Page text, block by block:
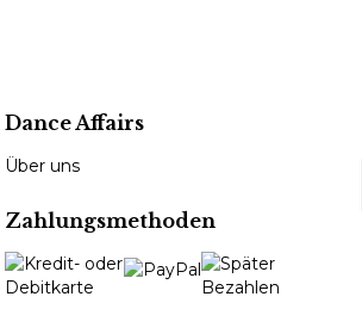
Dance Affairs
Über uns
Zahlungsmethoden